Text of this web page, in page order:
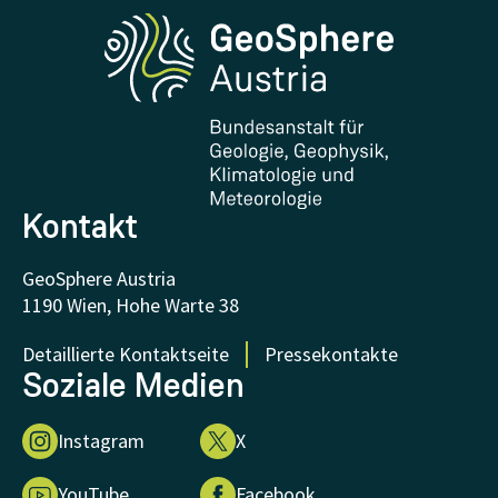
Kontakt und Besuch
Forschung und Kooperationen
Downloads
Zertifikate und Auszeichnungen
FAQ - Häufig gestellte Fragen
Forschung unterstützen
Phenowatch.at
Kontakt
GeoSphere Austria
1190 Wien, Hohe Warte 38
Detaillierte Kontaktseite
Pressekontakte
Soziale Medien
Instagram X